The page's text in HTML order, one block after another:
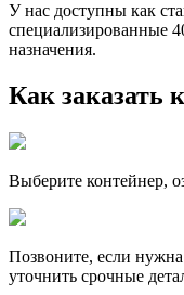
У нас доступны как
специализированные
назначения.
Как заказать
Выберите контейнер,
Позвоните, если
уточнить срочные